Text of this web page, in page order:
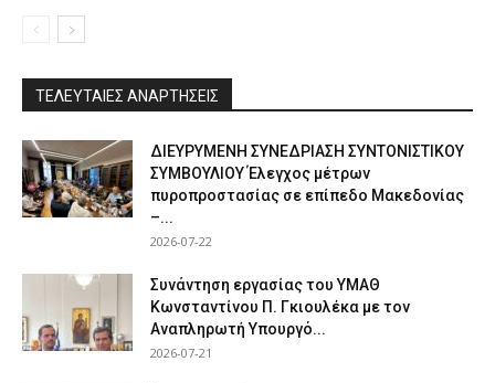
ΤΕΛΕΥΤΑΙΕΣ ΑΝΑΡΤΗΣΕΙΣ
ΔΙΕΥΡΥΜΕΝΗ ΣΥΝΕΔΡΙΑΣΗ ΣΥΝΤΟΝΙΣΤΙΚΟΥ
ΣΥΜΒΟΥΛΙΟΥ Έλεγχος μέτρων
πυροπροστασίας σε επίπεδο Μακεδονίας
–...
2026-07-22
Συνάντηση εργασίας του ΥΜΑΘ
Κωνσταντίνου Π. Γκιουλέκα με τον
Αναπληρωτή Υπουργό...
2026-07-21